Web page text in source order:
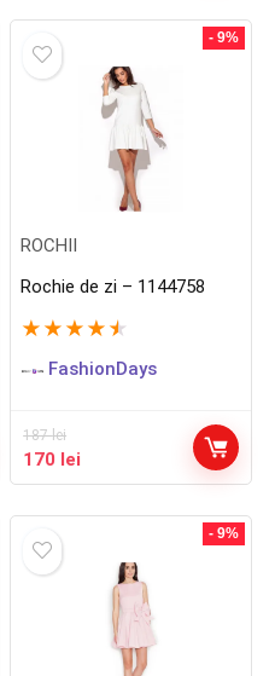
187 lei.
- 9%
ROCHII
Rochie de zi – 1144758
★ ★ ★ ★ ★
FashionDays
187lei
Prețul
inițial
187 lei.
170 lei
curent
- 9%